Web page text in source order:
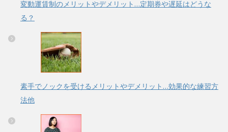
変動運賃制のメリットやデメリット…定期券や遅延はどうな
る？
素手でノックを受けるメリットやデメリット…効果的な練習方
法他